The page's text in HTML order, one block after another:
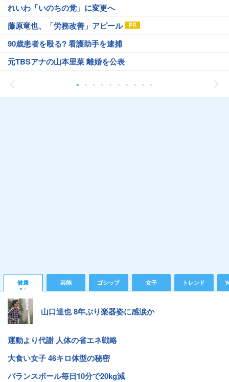
れいわ「いのちの党」に変更へ
藤原竜也、「労務改善」アピール
90歳患者を殴る? 看護助手を逮捕
元TBSアナの山本里菜 離婚を公表
健康 芸能 ゴシップ 女子 トレンド
山口達也 8年ぶり楽器姿に感涙か
運動より代謝 人体の省エネ戦略
大食い女子 46キロ体型の秘密
バランスボール毎日10分で20kg減